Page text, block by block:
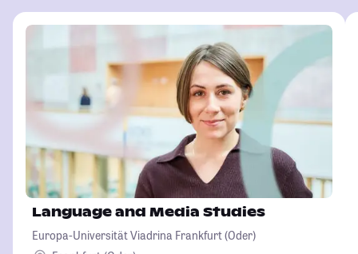
Language and Media Studies
Europa-Universität Viadrina Frankfurt (Oder)